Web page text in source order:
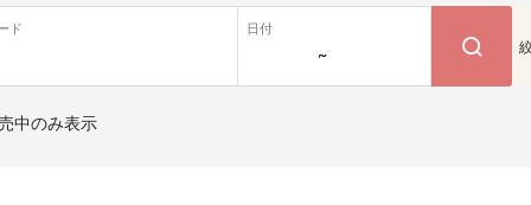
ド 日付
~
中のみ表示